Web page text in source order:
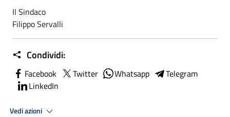
Il Sindaco
Filippo Servalli
Condividi:
Facebook Twitter Whatsapp
Telegram
LinkedIn
Vedi azioni